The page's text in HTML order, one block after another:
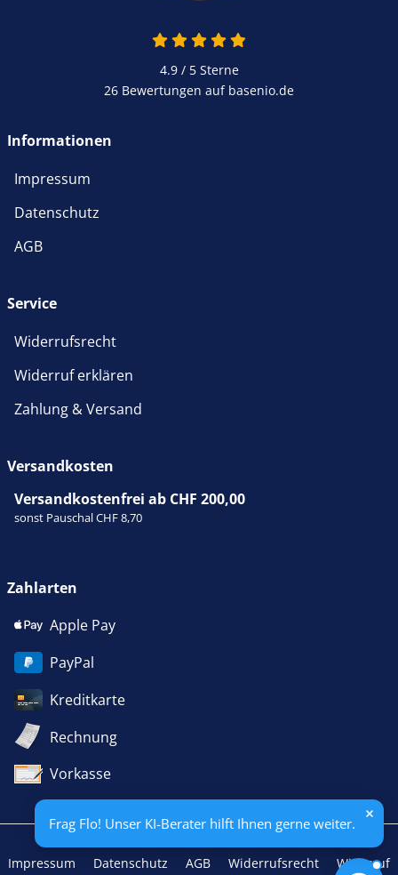
Frag Flo! Unser KI-Berater hilft Ihnen gerne weiter.
4.9 von 5
4.9 / 5Sterne
26 Bewertungen auf basenio.de
Informationen
Impressum
Datenschutz
AGB
Service
Widerrufsrecht
Widerruf erklären
Zahlung & Versand
Versandkosten
Versandkostenfrei ab CHF 200,00
sonst Pauschal CHF 8,70
Zahlarten
Apple Pay
PayPal
Kreditkarte
Rechnung
Vorkasse
Impressum Datenschutz AGB Widerrufsrecht
Widerruf